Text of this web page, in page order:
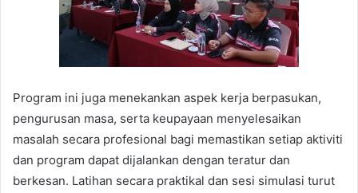
Program ini juga menekankan aspek kerja berpasukan,
pengurusan masa, serta keupayaan menyelesaikan
masalah secara profesional bagi memastikan setiap aktiviti
dan program dapat dijalankan dengan teratur dan
berkesan. Latihan secara praktikal dan sesi simulasi turut